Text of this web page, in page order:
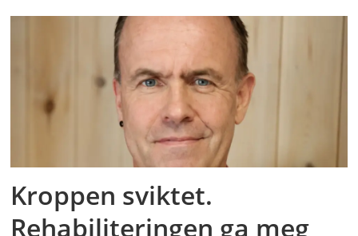
Kroppen sviktet.
Rehabiliteringen ga meg